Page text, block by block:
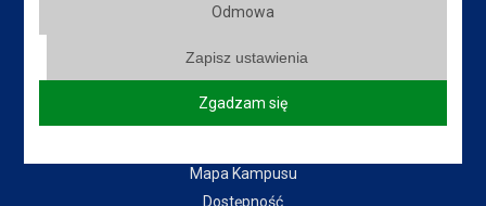
Przydatne linki:
Władze Uczelni
Mapa Kampusu
Dostępność
Odmowa
Zapisz ustawienia
Zgadzam się